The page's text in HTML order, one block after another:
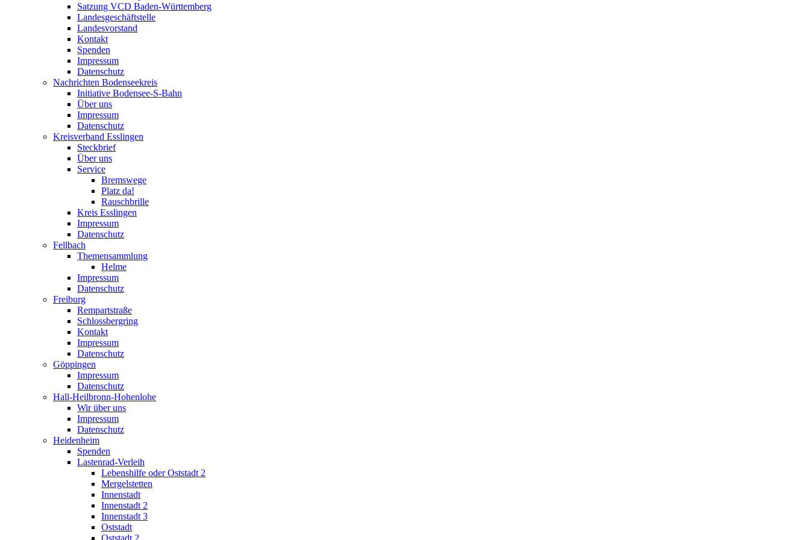
Satzung VCD Baden-Württemberg
Landesgeschäftstelle
Landesvorstand
Kontakt
Spenden
Impressum
Datenschutz
Nachrichten Bodenseekreis
Initiative Bodensee-S-Bahn
Über uns
Impressum
Datenschutz
Kreisverband Esslingen
Steckbrief
Über uns
Service
Bremswege
Platz da!
Rauschbrille
Kreis Esslingen
Impressum
Datenschutz
Fellbach
Themensammlung
Helme
Impressum
Datenschutz
Freiburg
Rempartstraße
Schlossbergring
Kontakt
Impressum
Datenschutz
Göppingen
Impressum
Datenschutz
Hall-Heilbronn-Hohenlohe
Wir über uns
Impressum
Datenschutz
Heidenheim
Spenden
Lastenrad-Verleih
Lebenshilfe oder Oststadt 2
Mergelstetten
Innenstadt
Innenstadt 2
Innenstadt 3
Oststadt
Oststadt 2